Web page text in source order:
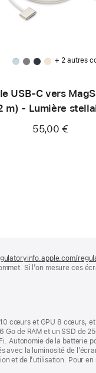
+ 2 autres
USB-C vers
m) - Lumière
55,00 €
Si l’on mesure ces
10 cœurs et GPU 8 cœurs,
de RAM et un SSD de
Autonomie de la batterie
avec la luminosité de
et de l’utilisation. Pour en